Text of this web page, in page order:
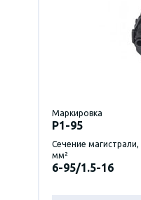
Маркировка
P1-95
Сечение
мм²
6-95/1.5-16